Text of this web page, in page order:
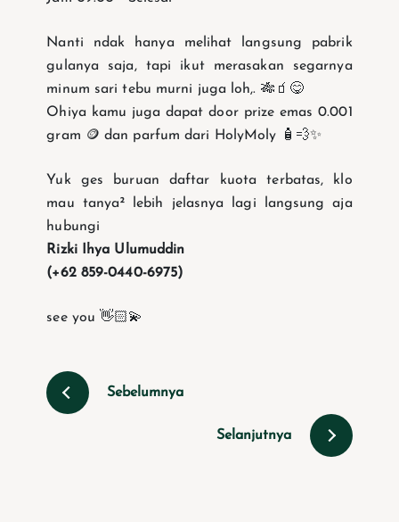
Nanti ndak hanya melihat langsung pabrik
gulanya saja, tapi ikut merasakan segarnya
minum sari tebu murni juga loh,. 🎋🧃😋
Ohiya kamu juga dapat door prize emas 0.001
gram 🪙 dan parfum dari HolyMoly 🧴💨✨
Yuk ges buruan daftar kuota terbatas, klo
mau tanya² lebih jelasnya lagi langsung aja
hubungi
Rizki Ihya Ulumuddin
(+62 859-0440-6975)
see you 👋🏻💫
Sebelumnya
Selanjutnya